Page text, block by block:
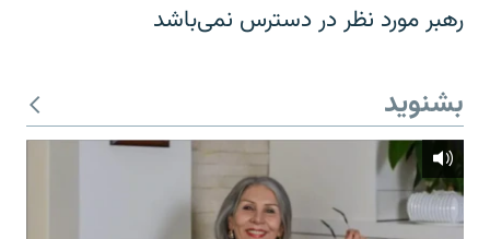
رهبر مورد نظر در دسترس نمی‌باشد
بشنوید